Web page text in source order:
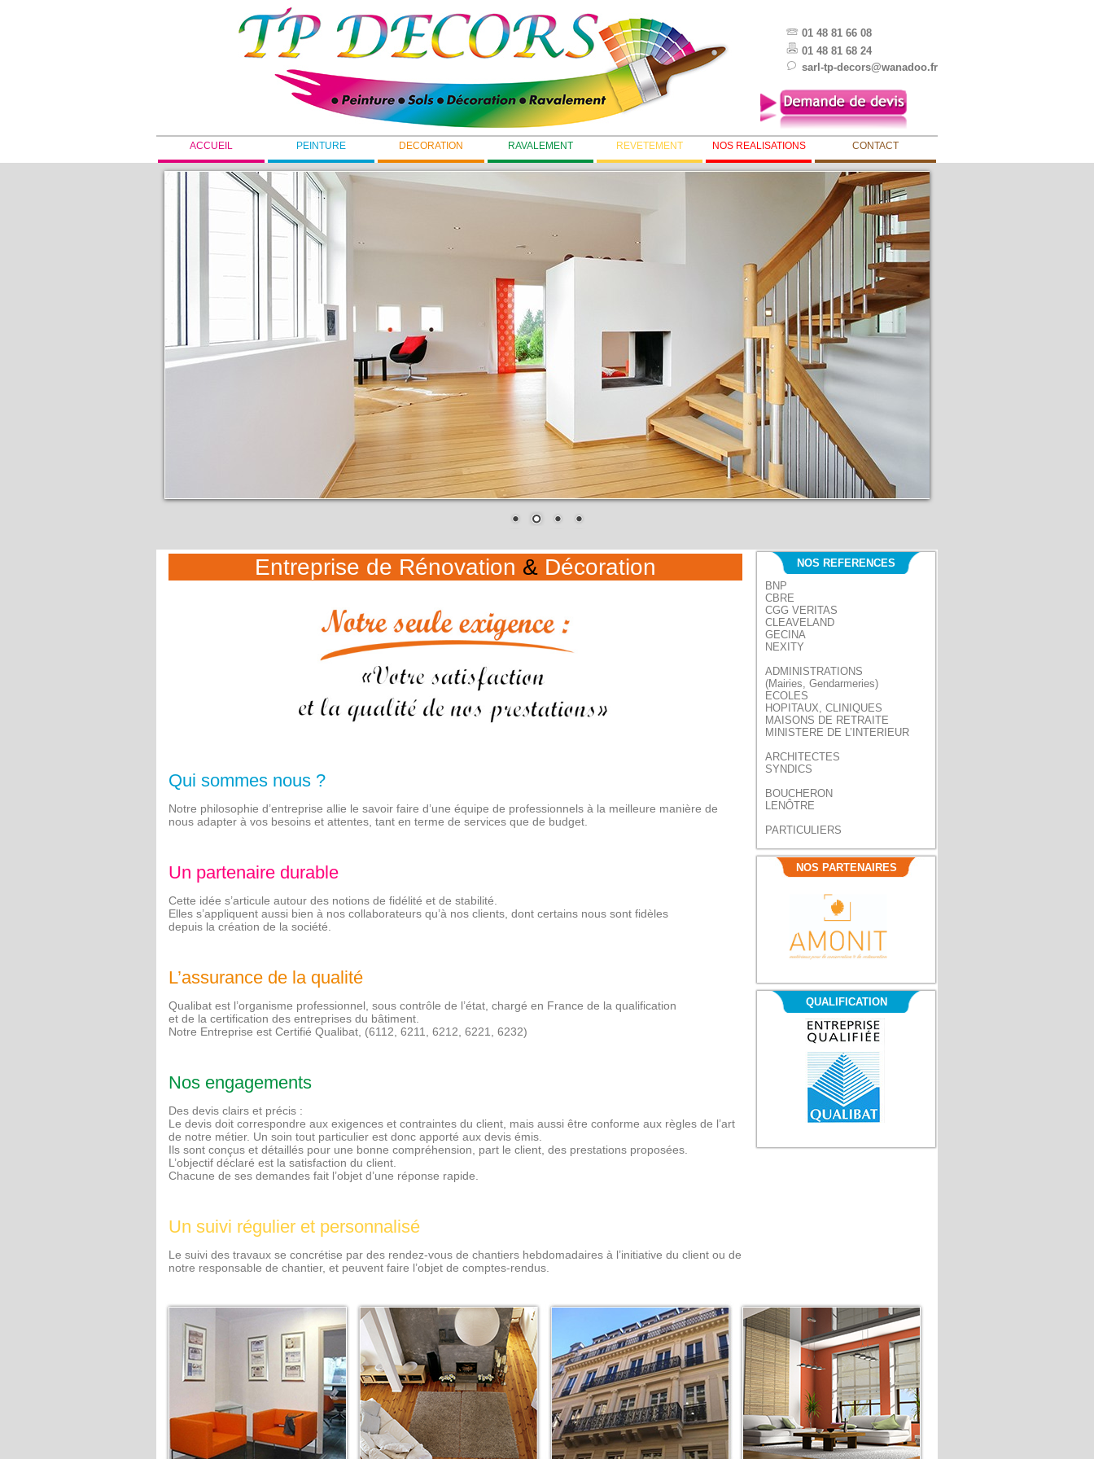
01 48 81 66 08
01 48 81 68 24
sarl-tp-decors@wanadoo.fr
ACCUEIL PEINTURE DECORATION RAVALEMENT REVETEMENT NOS REALISATIONS CONTACT
Entreprise de Rénovation & Décoration
Qui sommes nous ?
Notre philosophie d’entreprise allie le savoir faire d’une équipe de professionnels à la meilleure manière de
nous adapter à vos besoins et attentes, tant en terme de services que de budget.
Un partenaire durable
Cette idée s’articule autour des notions de fidélité et de stabilité.
Elles s’appliquent aussi bien à nos collaborateurs qu’à nos clients, dont certains nous sont fidèles
depuis la création de la société.
L’assurance de la qualité
Qualibat est l’organisme professionnel, sous contrôle de l’état, chargé en France de la qualification
et de la certification des entreprises du bâtiment.
Notre Entreprise est Certifié Qualibat, (6112, 6211, 6212, 6221, 6232)
Nos engagements
Des devis clairs et précis :
Le devis doit correspondre aux exigences et contraintes du client, mais aussi être conforme aux règles de l’art
de notre métier. Un soin tout particulier est donc apporté aux devis émis.
Ils sont conçus et détaillés pour une bonne compréhension, part le client, des prestations proposées.
L’objectif déclaré est la satisfaction du client.
Chacune de ses demandes fait l’objet d’une réponse rapide.
Un suivi régulier et personnalisé
Le suivi des travaux se concrétise par des rendez-vous de chantiers hebdomadaires à l’initiative du client ou de
notre responsable de chantier, et peuvent faire l’objet de comptes-rendus.
NOS REFERENCES
BNP
CBRE
CGG VERITAS
CLEAVELAND
GECINA
NEXITY
ADMINISTRATIONS
(Mairies, Gendarmeries)
ECOLES
HOPITAUX, CLINIQUES
MAISONS DE RETRAITE
MINISTERE DE L’INTERIEUR
ARCHITECTES
SYNDICS
BOUCHERON
LENÔTRE
PARTICULIERS
NOS PARTENAIRES
QUALIFICATION